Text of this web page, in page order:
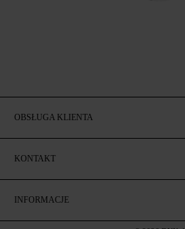
OBSŁUGA KLIENTA
KONTAKT
INFORMACJE